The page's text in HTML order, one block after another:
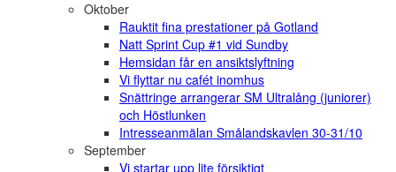
Oktober
Rauktit fina prestationer på Gotland
Natt Sprint Cup #1 vid Sundby
Hemsidan får en ansiktslyftning
Vi flyttar nu cafét inomhus
Snättringe arrangerar SM Ultralång (juniorer)
och Höstlunken
Intresseanmälan Smålandskavlen 30-31/10
September
Vi startar upp lite försiktigt